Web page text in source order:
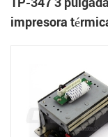
impresora